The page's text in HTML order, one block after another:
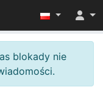
blokady nie